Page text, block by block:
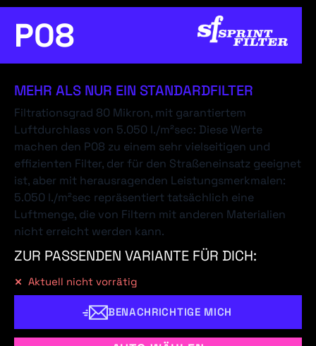
P08
MEHR ALS NUR EIN STANDARDFILTER
Filtrationsgrad 80 Mikron, mit garantiertem
Luftdurchlass von 5.050 l./m²sec: Diese Werte
machen den P08 zu einem sehr vielseitigen und
effizienten Filter, der für den Straßeneinsatz geeignet
ist, aber mit herausragenden Leistungsmerkmalen:
5.050 l./m²sec repräsentiert tatsächlich eine
Luftmenge, die von Filtern mit anderen Materialien
nicht erreicht werden kann.
ZUR PASSENDEN VARIANTE FÜR DICH:
Aktuell nicht vorrätig
BENACHRICHTIGE MICH